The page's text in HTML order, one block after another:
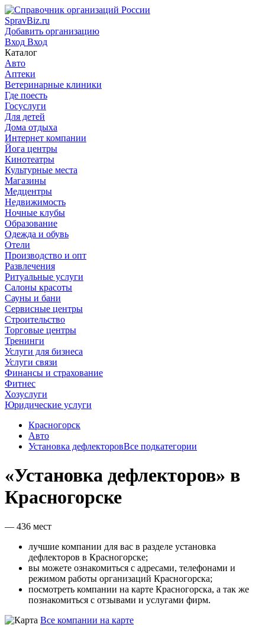
SpravBiz.ru
Добавить организацию
Вход Вход
Каталог
Авто
Аптеки
Ветеринарные клиники
Где поесть
Госуслуги
Для детей
Дома отдыха
Интернет компании
Йога центры
Кинотеатры
Культурные места
Магазины
Медцентры
Недвижимость
Ночные клубы
Образование
Одежда и обувь
Отели
Производство и опт
Развлечения
Ритуальные услуги
Салоны красоты
Сауны и бани
Сервисные центры
Строительство
Торговые центры
Тренинги
Услуги для бизнеса
Услуги связи
Финансы и страхование
Фитнес
Хозуслуги
Юридические услуги
Красногорск
Авто
Установка дефлекторовВсе подкатегории
«Установка дефлекторов» в
Красногорске
— 436 мест
лучшие компании для вас в разделе установка
дефлекторов в Красногорске;
вы можете ознакомиться с адресами, телефонами и
режимом работы организаций Красногорска;
посмотреть компании на карте Красногорска, а так же
познакомиться с отзывами и услугами фирм.
Все компании на карте